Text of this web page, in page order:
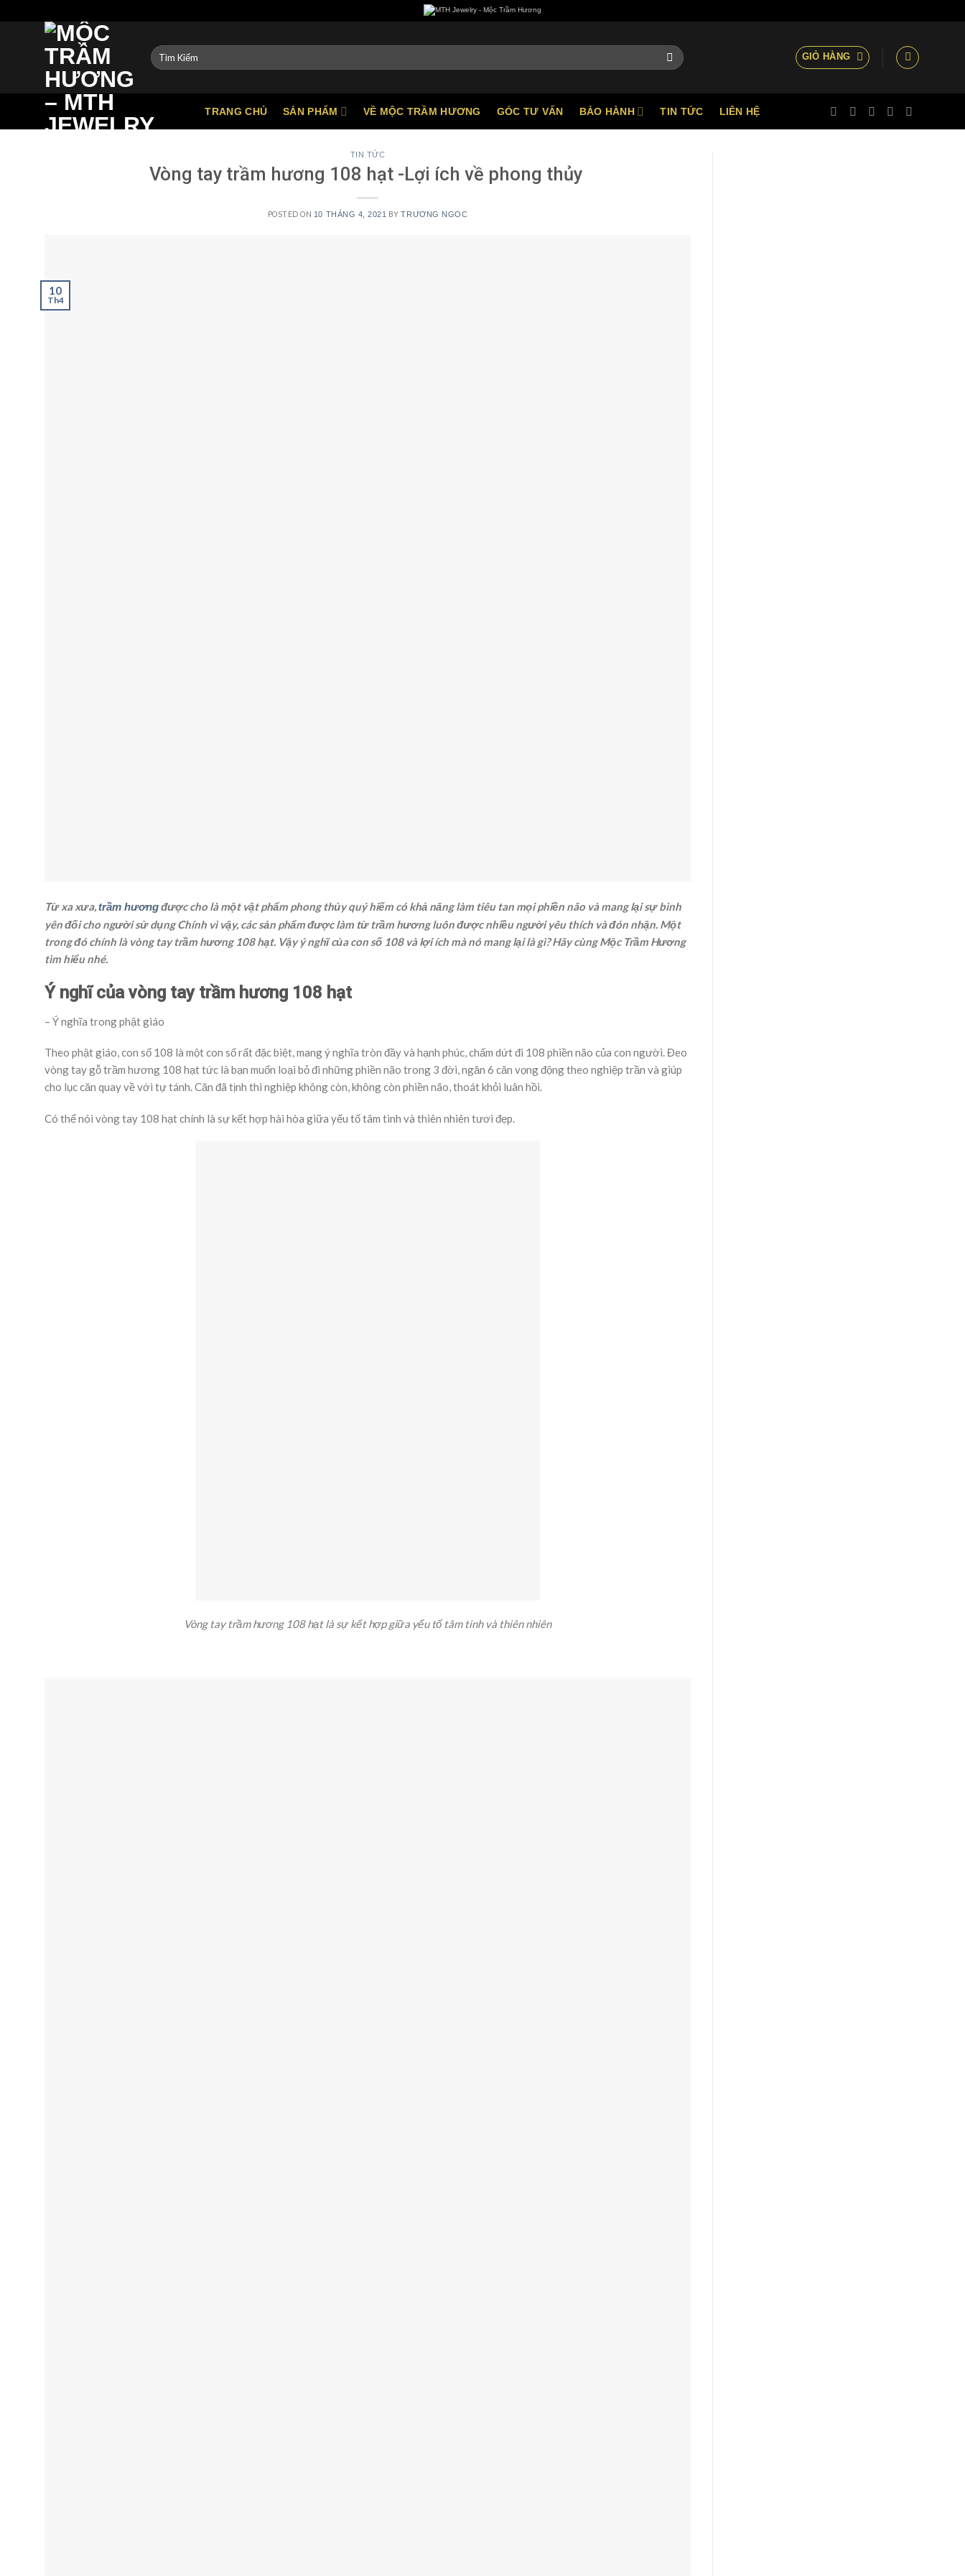
Tìm
kiếm:
GIỎ HÀNG
TRANG CHỦ SẢN PHẨM VỀ MỘC TRẦM HƯƠNG GÓC TƯ VẤN BẢO HÀNH TIN TỨC LIÊN HỆ
TIN TỨC
Vòng tay trầm hương 108 hạt -Lợi ích về phong thủy
POSTED ON 10 THÁNG 4, 2021 BYTRƯƠNG NGOC
10
Th4
Từ xa xưa,trầm hươngđược cho là một vật phẩm phong thủy quý hiếm có khả năng làm tiêu tan mọi phiền não và mang lại sự bình
yên đối cho người sử dụng Chính vì vậy, các sản phẩm được làm từ trầm hương luôn được nhiều người yêu thích và đón nhận. Một
trong đó chính là vòng tay trầm hương 108 hạt. Vậy ý nghĩ của con số 108 và lợi ích mà nó mang lại là gì? Hãy cùng Mộc Trầm Hương
tìm hiểu nhé.
Ý nghĩ của vòng tay trầm hương 108 hạt
– Ý nghĩa trong phật giáo
Theo phật giáo, con số 108 là một con số rất đặc biệt, mang ý nghĩa tròn đầy và hạnh phúc, chấm dứt đi 108 phiền não của con người. Đeo
vòng tay gỗ trầm hương 108 hạt tức là bạn muốn loại bỏ đi những phiền não trong 3 đời, ngăn 6 căn vọng động theo nghiệp trần và giúp
cho lục căn quay về với tự tánh. Căn đã tịnh thì nghiệp không còn, không còn phiền não, thoát khỏi luân hồi.
Có thể nói vòng tay 108 hạt chính là sự kết hợp hài hòa giữa yếu tố tâm tinh và thiên nhiên tươi đẹp.
Vòng tay trầm hương 108 hạt là sự kết hợp giữa yếu tố tâm tinh và thiên nhiên